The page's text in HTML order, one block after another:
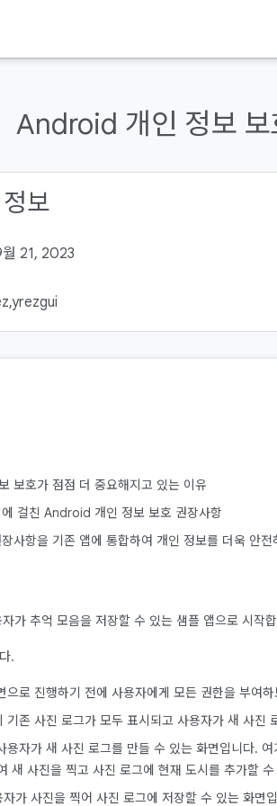
Android 개인 정보
보
21, 2023
보호가 점점 더 중요해지고 있는 이유
걸친 Android 개인 정보 보호 권장사항
사항을 기존 앱에 통합하여 개인 정보를 더욱 안전
가 추억 모음을 저장할 수 있는 샘플 앱으로 시작
.
으로 진행하기 전에 사용자에게 모든 권한을 부여
기존 사진 로그가 모두 표시되고 사용자가 새 사진
용자가 새 사진 로그를 만들 수 있는 화면입니다.
새 사진을 찍고 사진 로그에 현재 도시를 추가할
가 사진을 찍어 사진 로그에 저장할 수 있는 화면